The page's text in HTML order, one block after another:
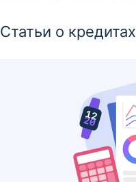
Статьи о кредитах